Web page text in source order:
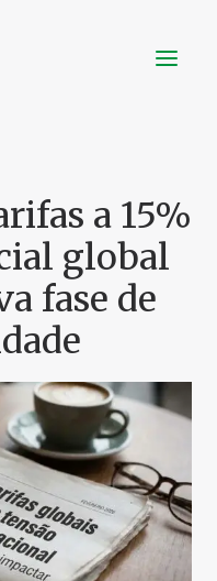
VÍDEOS
NOTÍCIAS
UTILIDADE
CONHEÇA
CONTATO
a 15%
global
fase de